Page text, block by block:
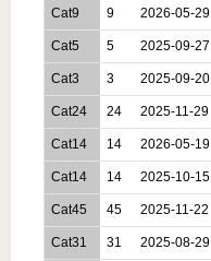
Cat9 9 2026-05-29
Cat5 5 2025-09-27
Cat3 3 2025-09-20
Cat24 24 2025-11-29
Cat14 14 2026-05-19
Cat14 14 2025-10-15
Cat45 45 2025-11-22
Cat31 31 2025-08-29